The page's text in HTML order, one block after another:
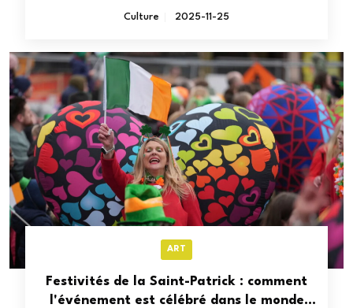
d’exception”
Culture 2025-11-25
ART
Festivités de la Saint-Patrick : comment
l'événement est célébré dans le monde